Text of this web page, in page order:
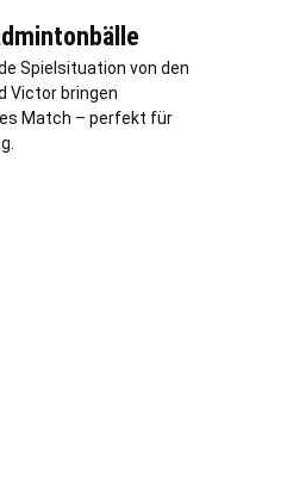
Spielsituation von den
Victor bringen
Match – perfekt für